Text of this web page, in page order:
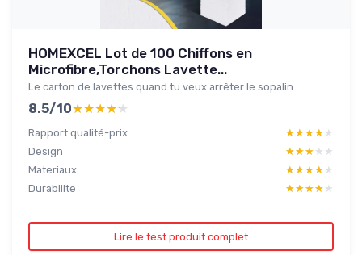
HOMEXCEL Lot de 100 Chiffons en
Microfibre,Torchons Lavette...
Le carton de lavettes quand tu veux arrêter le sopalin
8.5/10★★★★★
★★★★★
Rapport qualité-prix ★★★★★
★★★★★
Design
★★★★★
★★★★★
Materiaux
★★★★★
★★★★★
Durabilite
★★★★★
★★★★★
Lire le test produit complet